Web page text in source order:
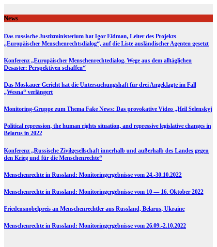
to
content
News
Das russische Justizministerium hat Igor Eidman, Leiter des Projekts
„Europäischer Menschenrechtsdialog“, auf die Liste ausländischer Agenten gesetzt
Konferenz „Europäischer Menschenrechtedialog. Wege aus dem alltäglichen
Desaster: Perspektiven schaffen“
Das Moskauer Gericht hat die Untersuchungshaft für drei Angeklagte im Fall
„Wesna“ verlängert
Monitoring-Gruppe zum Thema Fake News: Das provokative Video „Heil Selenskyj
Political repression, the human rights situation, and repressive legislative changes in
Belarus in 2022
Konferenz „Russische Zivilgesellschaft innerhalb und außerhalb des Landes gegen
den Krieg und für die Menschenrechte“
Menschenrechte in Russland: Monitoringergebnisse vom 24.-30.10.2022
Menschenrechte in Russland: Monitoringergebnisse vom 10 — 16. Oktober 2022
Friedensnobelpreis an Menschenrechtler aus Russland, Belarus, Ukraine
Menschenrechte in Russland: Monitoringergebnisse vom 26.09.-2.10.2022